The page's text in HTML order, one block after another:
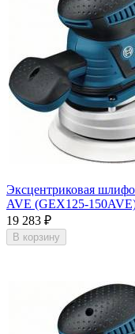
Эксцентриковая
AVE (GEX125-
19 283 ₽
В корзину